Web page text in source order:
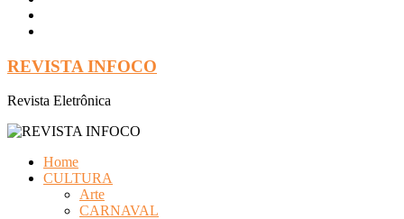
REVISTA INFOCO
Revista Eletrônica
Home
CULTURA
Arte
CARNAVAL